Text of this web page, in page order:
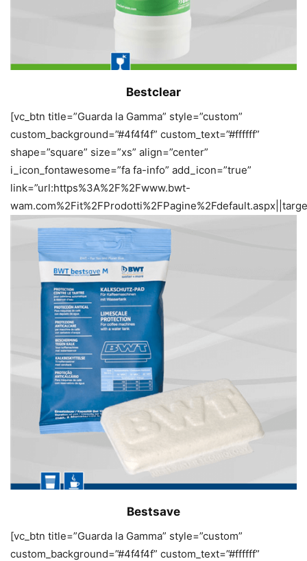
Bestclear
[vc_btn title=”Guarda la Gamma” style=”custom”
custom_background=”#4f4f4f” custom_text=”#ffffff”
shape=”square” size=”xs” align=”center”
i_icon_fontawesome=”fa fa-info” add_icon=”true”
link=”url:https%3A%2F%2Fwww.bwt-
Bestsave
[vc_btn title=”Guarda la Gamma” style=”custom”
custom_background=”#4f4f4f” custom_text=”#ffffff”